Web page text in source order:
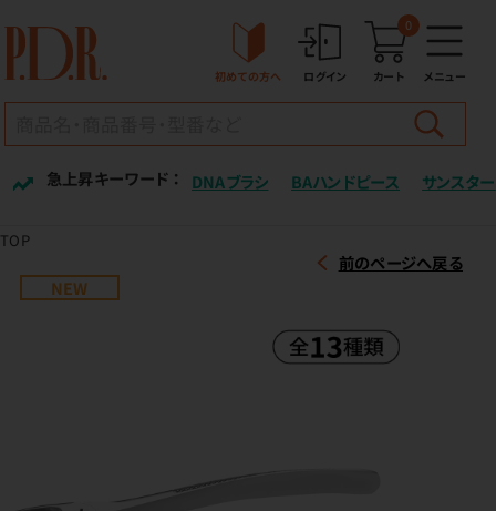
初めての方へ ログイン カート
0
メニュー
急上昇キーワード ： DNAブラシ BAハンドピース サンスター
TOP
前のページへ戻る
NEW